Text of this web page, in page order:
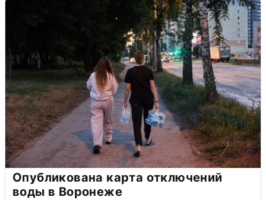
Опубликована карта отключений
воды в Воронеже